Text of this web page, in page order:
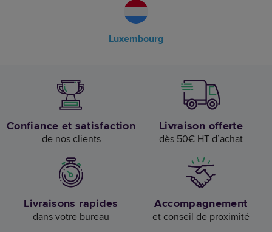
Luxembourg
Confiance et satisfaction
de nos clients
Livraison offerte
dès 50€ HT d’achat
Livraisons rapides
dans votre bureau
Accompagnement
et conseil de proximité